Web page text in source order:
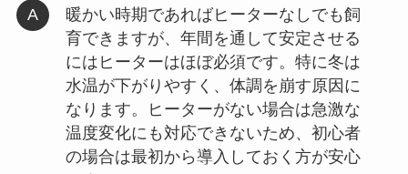
暖かい時期であればヒーターなしでも飼
育できますが、年間を通して安定させる
にはヒーターはほぼ必須です。特に冬は
水温が下がりやすく、体調を崩す原因に
なります。ヒーターがない場合は急激な
温度変化にも対応できないため、初心者
の場合は最初から導入しておく方が安心